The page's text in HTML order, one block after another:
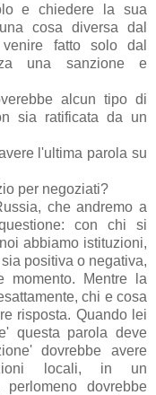
e chiedere la sua
cosa diversa dal
fatto solo dal
una sanzione e
alcun tipo di
sia ratificata da un
l'ultima parola su
per negoziati?
che andremo a
con chi si
abbiamo istituzioni,
positiva o negativa,
momento. Mentre la
chi e cosa
risposta. Quando lei
questa parola deve
dovrebbe avere
locali, in un
dovrebbe